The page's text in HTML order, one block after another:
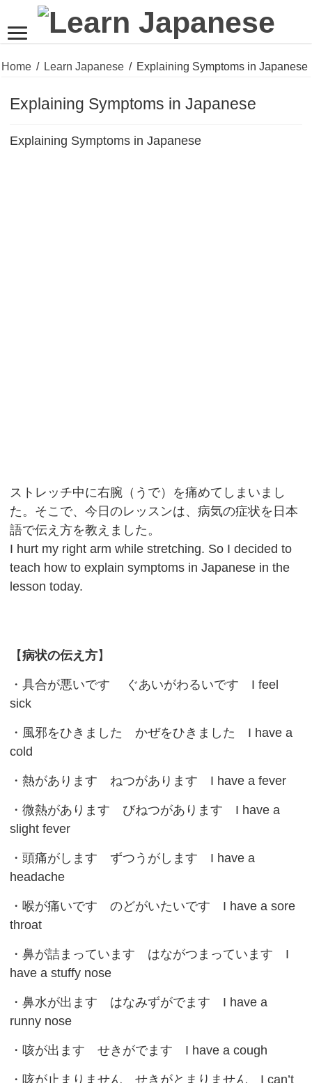
Home / Learn Japanese / Explaining Symptoms in Japanese
Explaining Symptoms in Japanese
Explaining Symptoms in Japanese
ストレッチ中に右腕（うで）を痛めてしまいまし
た。そこで、今日のレッスンは、病気の症状を日本
語で伝え方を教えました。
I hurt my right arm while stretching. So I decided to
teach how to explain symptoms in Japanese in the
lesson today.
【病状の伝え方】
・具合が悪いです ぐあいがわるいです I feel
sick
・ 風邪をひきました
かぜをひきました I have a
cold
・熱があります ねつがあります I have a fever
・微熱があります びねつがあります I have a
slight fever
・頭痛がします ずつうがします I have a
headache
・喉が痛いです のどがいたいです I have a sore
throat
・鼻が詰まっています はながつまっています I
have a stuffy nose
・鼻水が出ます はなみずがでます I have a
runny nose
・咳が出ます せきがでます I have a cough
・咳が止まりません せきがとまりません I can’t